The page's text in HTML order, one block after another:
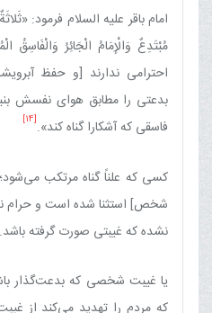
امام باقر علیه السلام فرمود:
مُبْتَدِعٌ وَالْإِمَامُ الْجَائِرُ وَالْفَاسِقُ
احترامی ندارند [و حفظ
بدعتی را مطابق هوای نفسش
فاسقی که آشکارا گناه کند».[14]
کسی که علناً گناه مرتکب
شخص] استثنا شده است و حرام
نشده که غیبتی صورت گرفته باشد.
یا غیبت شخصی که بدعت‌گذار
که مردم را تهدید می‌کند از